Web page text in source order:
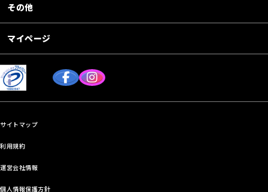
その他
マイページ
サイトマップ
利用規約
運営会社情報
個人情報保護方針